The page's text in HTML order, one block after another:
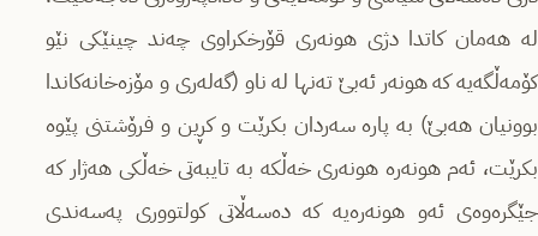
لە هەمان کاتدا دژی هونەری قۆرخکراوی چەند چینێکی نێو
کۆمەڵگەیە کە هونەر ئەبێ تەنها لە ناو (گەلەری و مۆزەخانەکاندا
بوونیان هەبێ) بە پارە سەردان بکرێت و کڕین و فرۆشتنی پێوە
بکرێت، ئەم هونەرە هونەری خەڵکە بە تایبەتی خەڵکی هەژار کە
جێگرەوەی ئەو هونەرەیە کە دەسەڵاتی کولتووری پەسەندی